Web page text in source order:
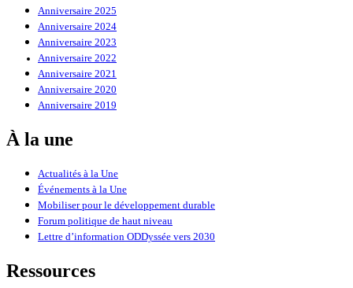
Anniversaire 2025
Anniversaire 2024
Anniversaire 2023
Anniversaire 2022
Anniversaire 2021
Anniversaire 2020
Anniversaire 2019
À la une
Actualités à la Une
Événements à la Une
Mobiliser pour le développement durable
Forum politique de haut niveau
Lettre d’information ODDyssée vers 2030
Ressources